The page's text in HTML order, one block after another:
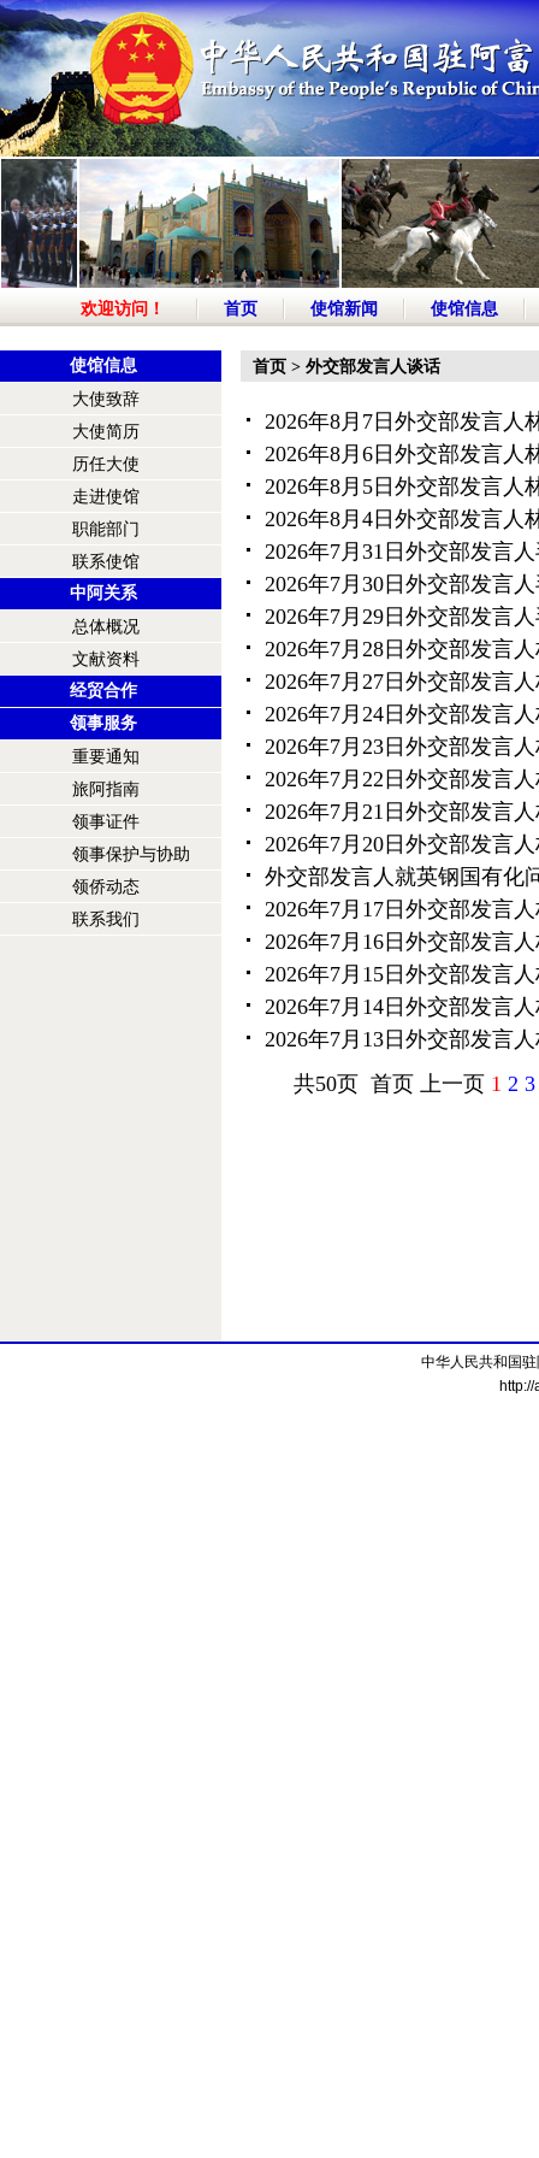
欢迎访问！ 首页 使馆新闻 使馆信息
使馆信息
大使致辞
大使简历
历任大使
走进使馆
职能部门
联系使馆
中阿关系
总体概况
文献资料
经贸合作
领事服务
重要通知
旅阿指南
领事证件
领事保护与协助
领侨动态
联系我们
首页 > 外交部发言人谈话
2026年8月7日外交部发言人
2026年8月6日外交部发言人
2026年8月5日外交部发言人
2026年8月4日外交部发言人
2026年7月31日外交部发言
2026年7月30日外交部发言
2026年7月29日外交部发言
2026年7月28日外交部发言
2026年7月27日外交部发言
2026年7月24日外交部发言
2026年7月23日外交部发言
2026年7月22日外交部发言
2026年7月21日外交部发言
2026年7月20日外交部发言
外交部发言人就英钢国有化
2026年7月17日外交部发言
2026年7月16日外交部发言
2026年7月15日外交部发言
2026年7月14日外交部发言
2026年7月13日外交部发言
共50页 首页 上一页 1 2 3
中华人民共和国